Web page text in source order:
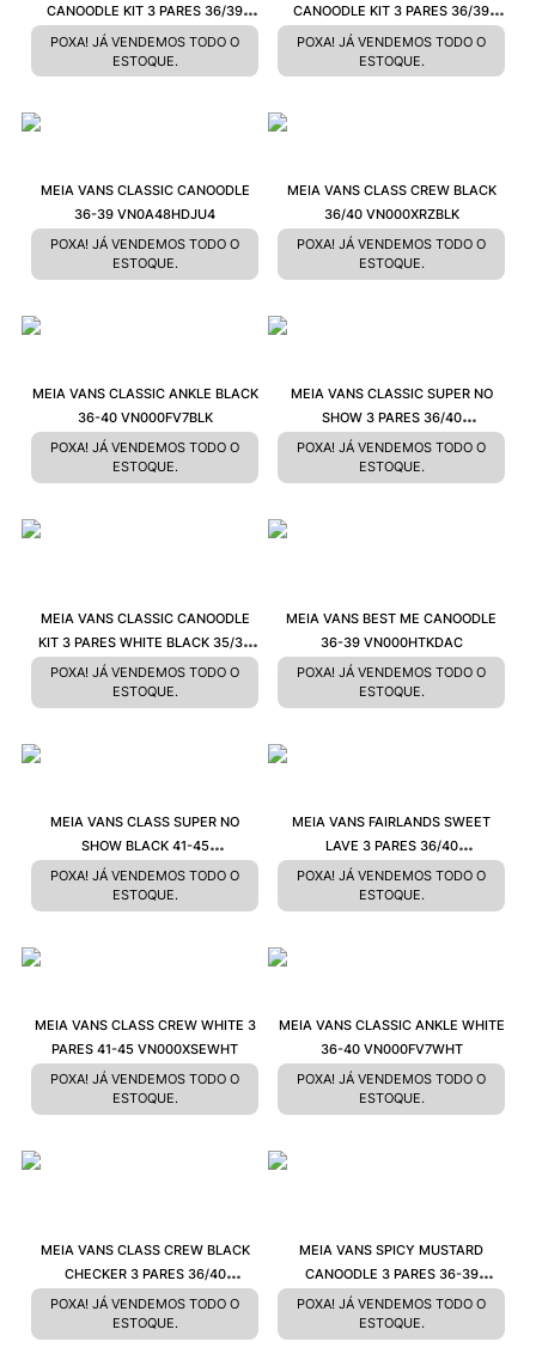
CANOODLE KIT 3 PARES 36/39
VN000GMSCR3
POXA! JÁ VENDEMOS TODO O
ESTOQUE.
CANOODLE KIT 3 PARES 36/39
VN000GMREHC
POXA! JÁ VENDEMOS TODO O
ESTOQUE.
MEIA VANS CLASSIC CANOODLE
36-39 VN0A48HDJU4
POXA! JÁ VENDEMOS TODO O
ESTOQUE.
MEIA VANS CLASS CREW BLACK
36/40 VN000XRZBLK
POXA! JÁ VENDEMOS TODO O
ESTOQUE.
MEIA VANS CLASSIC ANKLE BLACK
36-40 VN000FV7BLK
POXA! JÁ VENDEMOS TODO O
ESTOQUE.
MEIA VANS CLASSIC SUPER NO
SHOW 3 PARES 36/40
VN000XS9IZH
POXA! JÁ VENDEMOS TODO O
ESTOQUE.
MEIA VANS CLASSIC CANOODLE
KIT 3 PARES WHITE BLACK 35/39
VN0A48HDYB2
POXA! JÁ VENDEMOS TODO O
ESTOQUE.
MEIA VANS BEST ME CANOODLE
36-39 VN000HTKDAC
POXA! JÁ VENDEMOS TODO O
ESTOQUE.
MEIA VANS CLASS SUPER NO
SHOW BLACK 41-45
VN000XTTBLKC
POXA! JÁ VENDEMOS TODO O
ESTOQUE.
MEIA VANS FAIRLANDS SWEET
LAVE 3 PARES 36/40
VN000CKJC8B
POXA! JÁ VENDEMOS TODO O
ESTOQUE.
MEIA VANS CLASS CREW WHITE 3
PARES 41-45 VN000XSEWHT
POXA! JÁ VENDEMOS TODO O
ESTOQUE.
MEIA VANS CLASSIC ANKLE WHITE
36-40 VN000FV7WHT
POXA! JÁ VENDEMOS TODO O
ESTOQUE.
MEIA VANS CLASS CREW BLACK
CHECKER 3 PARES 36/40
VN000XRZ95YCASA
POXA! JÁ VENDEMOS TODO O
ESTOQUE.
MEIA VANS SPICY MUSTARD
CANOODLE 3 PARES 36-39
VN000ND2ZX7
POXA! JÁ VENDEMOS TODO O
ESTOQUE.